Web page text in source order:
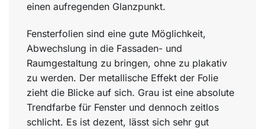
einen aufregenden Glanzpunkt.
Fensterfolien sind eine gute Möglichkeit,
Abwechslung in die Fassaden- und
Raumgestaltung zu bringen, ohne zu plakativ
zu werden. Der metallische Effekt der Folie
zieht die Blicke auf sich. Grau ist eine absolute
Trendfarbe für Fenster und dennoch zeitlos
schlicht. Es ist dezent, lässt sich sehr gut